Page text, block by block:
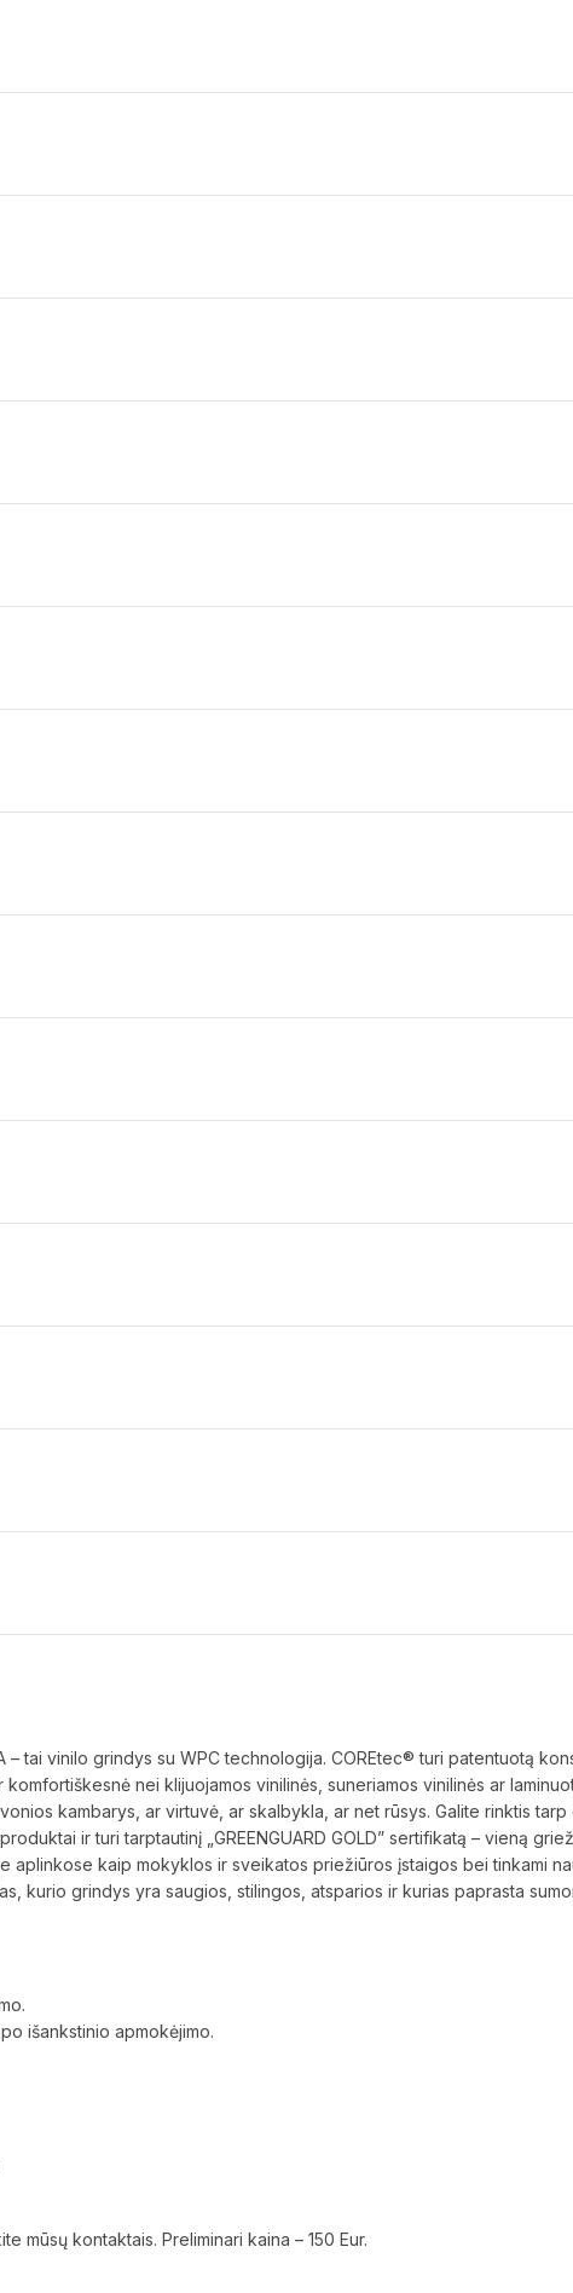
– tai vinilo grindys su WPC technologija. COREtec® turi patentuotą
nei klijuojamos vinilinės, suneriamos vinilinės ar
kambarys, ar virtuvė, ar skalbykla, ar net rūsys. Galite rinktis
ir turi tarptautinį „GREENGUARD GOLD” sertifikatą – vieną
kaip mokyklos ir sveikatos priežiūros įstaigos bei tinkami
kurio grindys yra saugios, stilingos, atsparios ir kurias paprasta
išankstinio apmokėjimo.
mūsų kontaktais. Preliminari kaina – 150 Eur.